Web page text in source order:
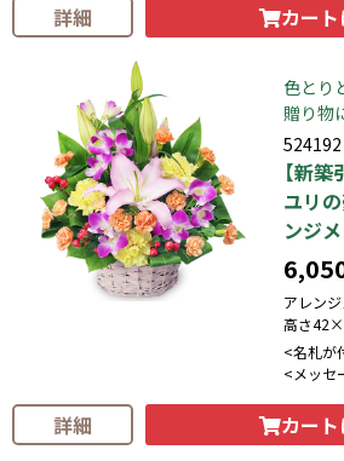
詳細 カート
色とり
贈り物
524192
【新築
ユリ
ンジ
アレン
高さ
<名札が
<メッセ
詳細 カート